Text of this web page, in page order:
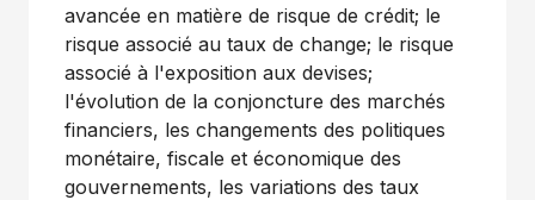
avancée en matière de risque de crédit; le
risque associé au taux de change; le risque
associé à l'exposition aux devises;
l'évolution de la conjoncture des marchés
financiers, les changements des politiques
monétaire, fiscale et économique des
gouvernements, les variations des taux